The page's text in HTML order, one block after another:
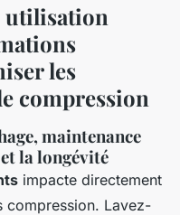
utilisation
les
compression
maintenance
la longévité
impacte directement
compression. Lavez-